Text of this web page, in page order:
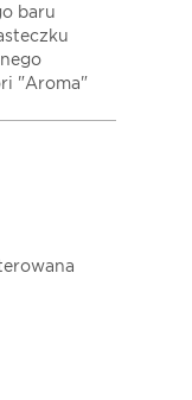
baru
"Aroma"